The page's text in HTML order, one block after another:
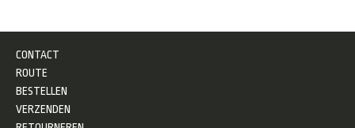
CONTACT
ROUTE
BESTELLEN
VERZENDEN